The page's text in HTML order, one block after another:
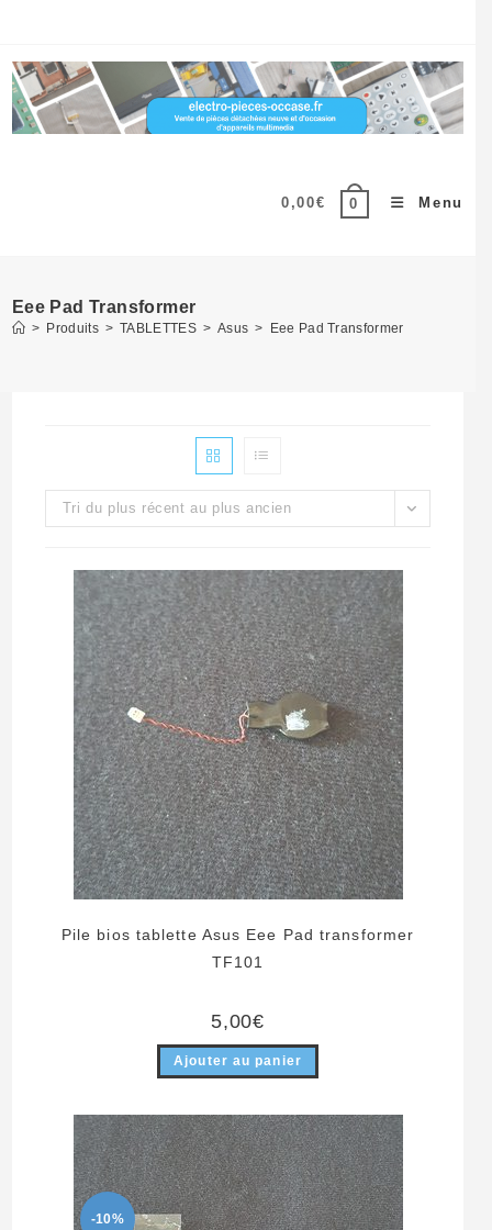
content
0,00€ 0 Menu
Eee Pad Transformer
> Produits > TABLETTES > Asus > Eee Pad Transformer
Tri du plus récent au plus ancien
Pile bios tablette Asus Eee Pad transformer
TF101
5,00€
Ajouter au panier
-10%